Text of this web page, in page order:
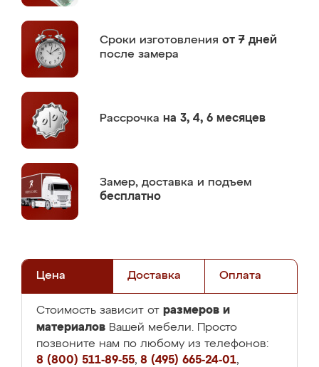
Сроки изготовления от 7 дней
после замера
Рассрочка на 3, 4, 6 месяцев
Замер, доставка и подъем
бесплатно
Цена Доставка Оплата
Стоимость зависит от размеров и
материалов Вашей мебели. Просто
позвоните нам по любому из телефонов:
8 (800) 511-89-55, 8 (495) 665-24-01,